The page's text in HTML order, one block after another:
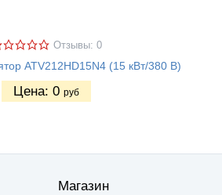
Отзывы: 0
ATV212HD15N4 (15 кВт/380 В)
Цена: 0 руб
Магазин